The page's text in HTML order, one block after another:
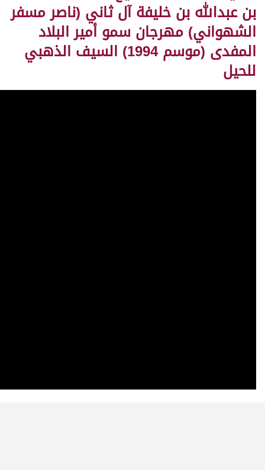
بن عبدالله بن خليفة آل ثاني (ناصر مسفر
الشهواني) مهرجان سمو أمير البلاد
المفدى (موسم 1994) السيف الذهبي
للحيل